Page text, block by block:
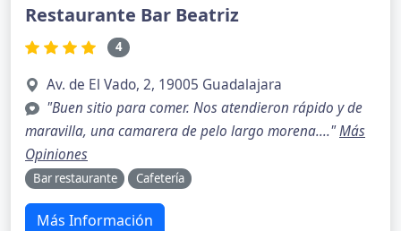
Restaurante Bar Beatriz
4
Av. de El Vado, 2, 19005 Guadalajara
"Buen sitio para comer. Nos atendieron rápido y de
maravilla, una camarera de pelo largo morena...."Más
Opiniones
Bar restaurante Cafetería
Más Información